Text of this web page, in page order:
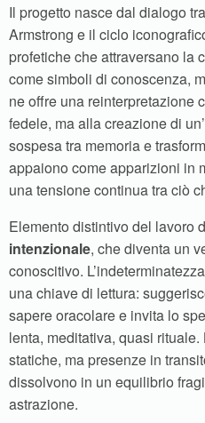
Il progetto nasce dal dialogo
Armstrong e il ciclo
profetiche che attraversano la
come simboli di conoscenza,
ne offre una reinterpretazione
fedele, ma alla creazione di
sospesa tra memoria e
appaiono come apparizioni in
una tensione continua tra ciò
Elemento distintivo del lavoro
intenzionale, che diventa un
conoscitivo.
una chiave di lettura:
sapere oracolare e invita lo
lenta, meditativa, quasi
statiche, ma presenze in
dissolvono in un equilibrio
astrazione.